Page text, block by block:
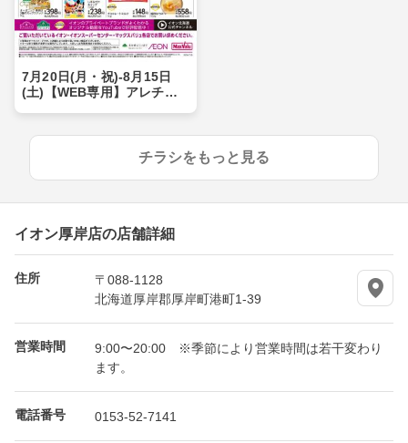
7月20日(月・祝)-8月15日
(土)【WEB専用】アレチャ
チラシをもっと見る
イオン厚岸店の店舗詳細
住所
〒088-1128
北海道厚岸郡厚岸町港町1-39
営業時間
9:00〜20:00 ※季節により営業時間は若干変わり
ます。
電話番号 0153-52-7141